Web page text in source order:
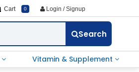
Cart 0 Login / Signup
Search
Vitamin & Supplement